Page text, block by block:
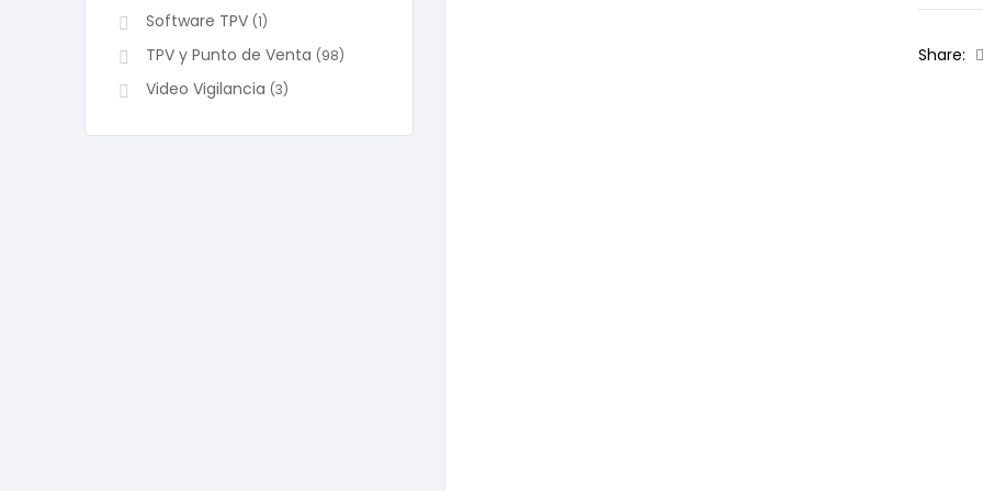
Share:
Software TPV (1)
TPV y Punto de Venta (98)
Video Vigilancia (3)